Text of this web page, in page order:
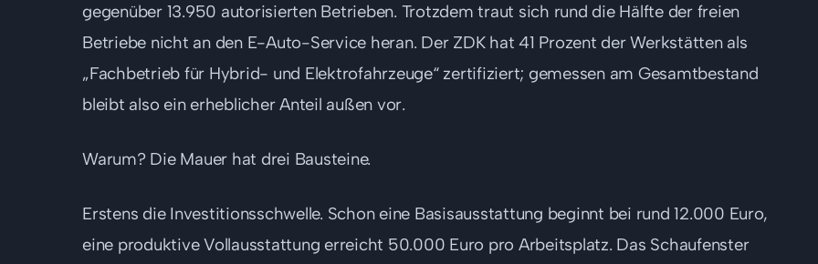
gegenüber 13.950 autorisierten Betrieben. Trotzdem traut sich rund die Hälfte der freien
Betriebe nicht an den E-Auto-Service heran. Der ZDK hat 41 Prozent der Werkstätten als
„Fachbetrieb für Hybrid- und Elektrofahrzeuge“ zertifiziert; gemessen am Gesamtbestand
bleibt also ein erheblicher Anteil außen vor.
Warum? Die Mauer hat drei Bausteine.
Erstens die Investitionsschwelle. Schon eine Basisausstattung beginnt bei rund 12.000 Euro,
eine produktive Vollausstattung erreicht 50.000 Euro pro Arbeitsplatz. Das Schaufenster